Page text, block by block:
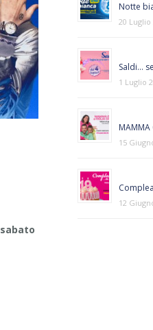
sabato
Notte
20 Luglio
Saldi…
1 Luglio
MAMMA
15
12